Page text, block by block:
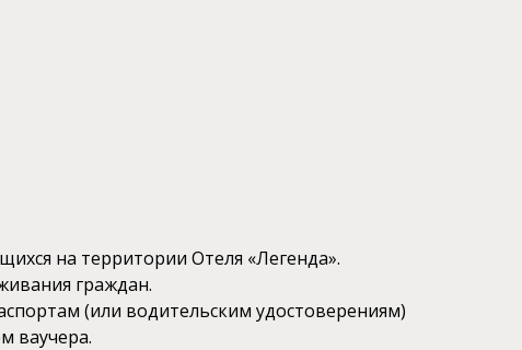
на территории Отеля «Легенда».
граждан.
(или водительским удостоверениям)
ваучера.